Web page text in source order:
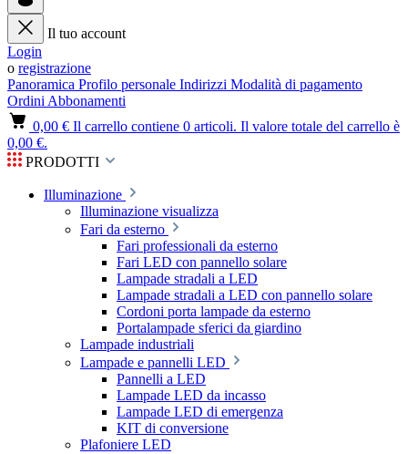
Il tuo account
Login
o registrazione
Panoramica Profilo personale Indirizzi Modalità di pagamento
Ordini Abbonamenti
0,00 € Il carrello contiene 0 articoli. Il valore totale del carrello è
0,00 €.
PRODOTTI
Illuminazione
Illuminazione visualizza
Fari da esterno
Fari professionali da esterno
Fari LED con pannello solare
Lampade stradali a LED
Lampade stradali a LED con pannello solare
Cordoni porta lampade da esterno
Portalampade sferici da giardino
Lampade industriali
Lampade e pannelli LED
Pannelli a LED
Lampade LED da incasso
Lampade LED di emergenza
KIT di conversione
Plafoniere LED